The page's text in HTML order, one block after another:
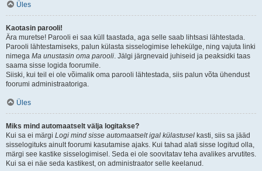
Üles
Kaotasin parooli!
Ära muretse! Parooli ei saa küll taastada, aga selle saab lihtsasi lähtestada.
Parooli lähtestamiseks, palun külasta sisselogimise lehekülge, ning vajuta linki
nimega Ma unustasin oma parooli. Jälgi järgnevaid juhiseid ja peaksidki taas
saama sisse logida foorumile.
Siiski, kui teil ei ole võimalik oma parooli lähtestada, siis palun võta ühendust
foorumi administraatoriga.
Üles
Miks mind automaatselt välja logitakse?
Kui sa ei märgi Logi mind sisse automaatselt igal külastusel kasti, siis sa jääd
sisselogituks ainult foorumi kasutamise ajaks. Kui tahad alati sisse logitud olla,
märgi see kastike sisselogimisel. Seda ei ole soovitatav teha avalikes arvutites.
Kui sa ei näe seda kastikest, on administraator selle keelanud.